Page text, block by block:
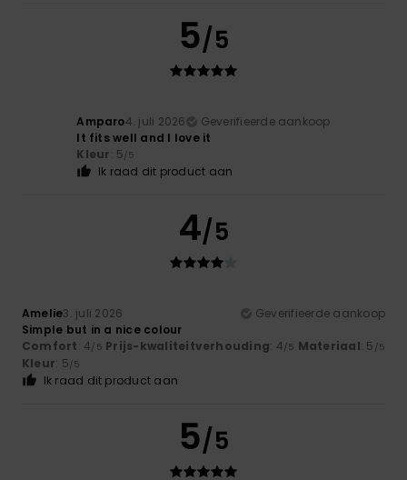
5/5
Amparo4. juli 2026
Geverifieerde aankoop
It fits well and I love it
Kleur: 5/5
Ik raad dit product aan
4/5
Amelie3. juli 2026
Geverifieerde aankoop
Simple but in a nice colour
Comfort: 4/5 Prijs-kwaliteitverhouding: 4/5 Materiaal: 5 /5
Kleur: 5/5
Ik raad dit product aan
5/5